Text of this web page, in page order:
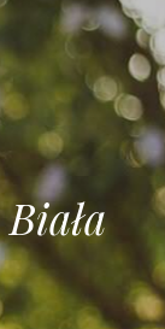
Biała